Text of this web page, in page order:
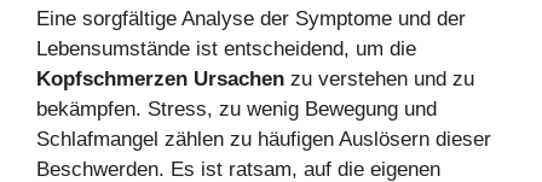
Eine sorgfältige Analyse der Symptome und der
Lebensumstände ist entscheidend, um die
Kopfschmerzen Ursachen zu verstehen und zu
bekämpfen. Stress, zu wenig Bewegung und
Schlafmangel zählen zu häufigen Auslösern dieser
Beschwerden. Es ist ratsam, auf die eigenen